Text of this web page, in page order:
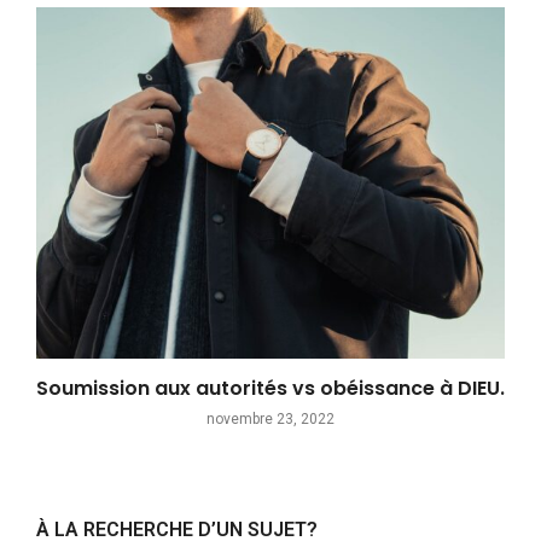
Soumission aux autorités vs obéissance à DIEU.
novembre 23, 2022
À LA RECHERCHE D’UN SUJET?